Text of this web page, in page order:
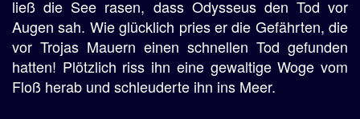
ließ die See rasen, dass Odysseus den Tod vor
Augen sah. Wie glücklich pries er die Gefährten, die
vor Trojas Mauern einen schnellen Tod gefunden
hatten! Plötzlich riss ihn eine gewaltige Woge vom
Floß herab und schleuderte ihn ins Meer.